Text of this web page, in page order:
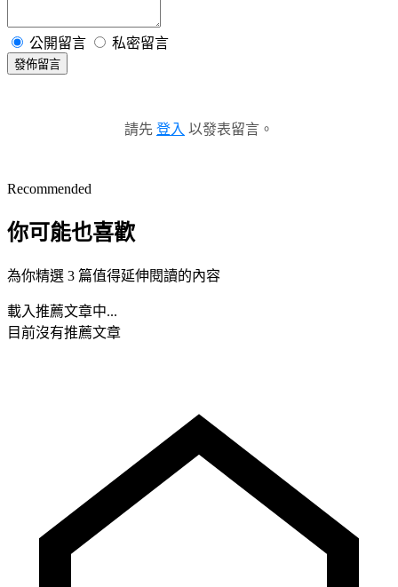
公開留言 私密留言
發佈留言
請先 登入 以發表留言。
Recommended
你可能也喜歡
為你精選 3 篇值得延伸閱讀的內容
載入推薦文章中...
目前沒有推薦文章